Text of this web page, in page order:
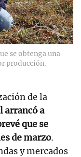
se obtenga una
producción.
de la
arrancó a
que se
de marzo.
y mercados